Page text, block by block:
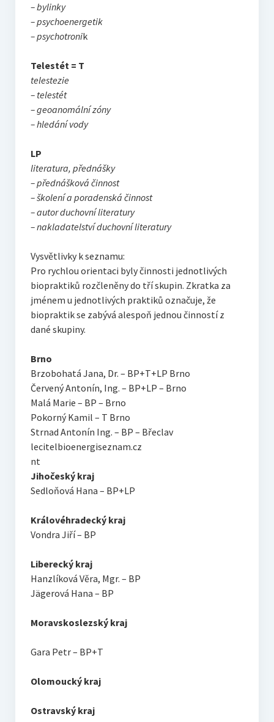
Seznam praktiků
– bylinky
– psychoenergetik
– psychotronik
Telestét = T
telestezie
– telestét
– geoanomální zóny
– hledání vody
LP
literatura, přednášky
– přednášková činnost
– školení a poradenská činnost
– autor duchovní literatury
– nakladatelství duchovní literatury
Vysvětlivky k seznamu:
Pro rychlou orientaci byly činnosti jednotlivých
biopraktiků rozčleněny do tří skupin. Zkratka za
jménem u jednotlivých praktiků označuje, že
biopraktik se zabývá alespoň jednou činností z
dané skupiny.
Brno
Brzobohatá Jana, Dr. – BP+T+LP Brno
Červený Antonín, Ing. – BP+LP – Brno
Malá Marie – BP – Brno
Pokorný Kamil – T Brno
Strnad Antonín Ing. – BP – Břeclav
lecitelbioenergiseznam.cz
nt
Jihočeský kraj
Sedloňová Hana – BP+LP
Královéhradecký kraj
Vondra Jiří – BP
Liberecký kraj
Hanzlíková Věra, Mgr. – BP
Jägerová Hana – BP
Moravskoslezský kraj
Gara Petr – BP+T
Olomoucký kraj
Ostravský kraj